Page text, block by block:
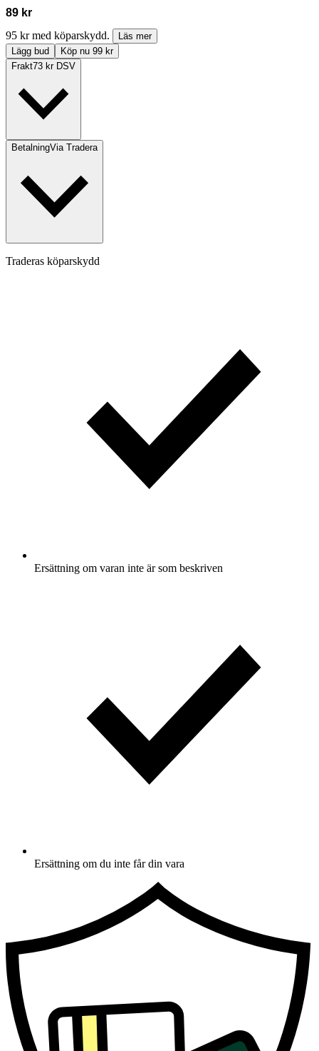
89 kr
95 kr med köparskydd.
Läs mer
Lägg bud
Köp nu 99 kr
Frakt73 kr DSV
BetalningVia Tradera
Traderas köparskydd
Ersättning om varan inte är som beskriven
Ersättning om du inte får din vara